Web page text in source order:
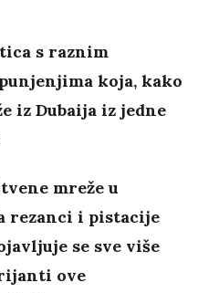
s raznim
koja, kako
iz Dubaija iz jedne
mreže u
rezanci i pistacije
se sve više
ove